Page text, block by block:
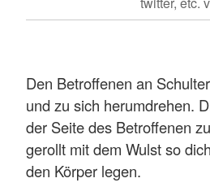
Den Betroffenen an
und zu sich herumdrehen.
der Seite des Betroffenen
gerollt mit dem Wulst so
den Körper legen.